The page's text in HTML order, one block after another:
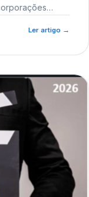
como a
Ler artigo →